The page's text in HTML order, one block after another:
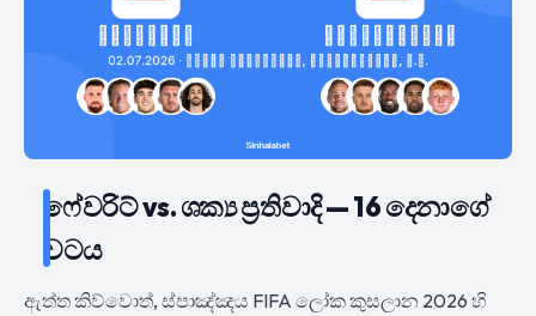
ෆේවරිට් vs. ශක්‍ය ප්‍රතිවාදි — 16 දෙනාගේ
වටය
ඇත්ත කිව්වොත්, ස්පාඤ්ඤය FIFA ලෝක කුසලාන 2026 හි